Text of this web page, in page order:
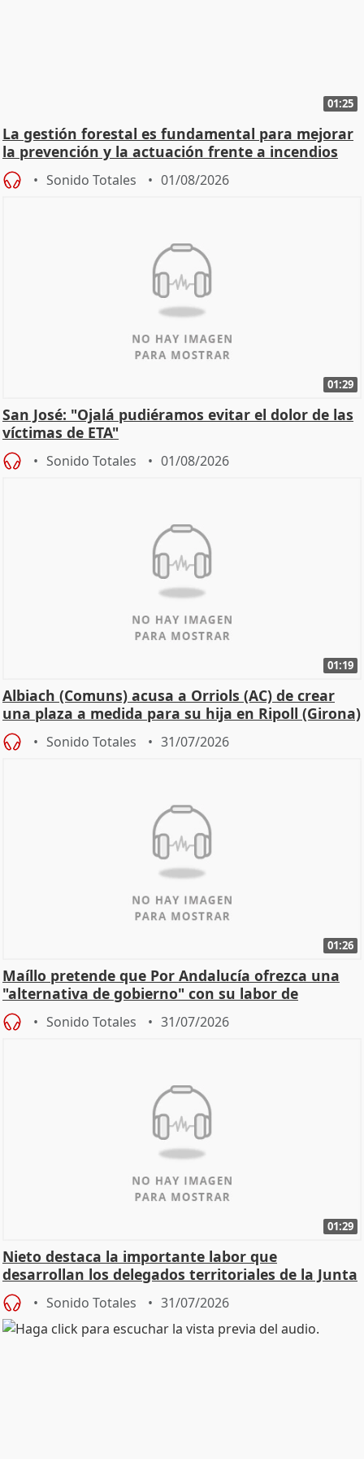
01:25
La gestión forestal es fundamental para mejorar
la prevención y la actuación frente a incendios
Sonido Totales 01/08/2026
01:29
San José: "Ojalá pudiéramos evitar el dolor de las
víctimas de ETA"
Sonido Totales 01/08/2026
01:19
Albiach (Comuns) acusa a Orriols (AC) de crear
una plaza a medida para su hija en Ripoll (Girona)
Sonido Totales 31/07/2026
01:26
Maíllo pretende que Por Andalucía ofrezca una
"alternativa de gobierno" con su labor de
oposición
Sonido Totales 31/07/2026
01:29
Nieto destaca la importante labor que
desarrollan los delegados territoriales de la Junta
Sonido Totales 31/07/2026